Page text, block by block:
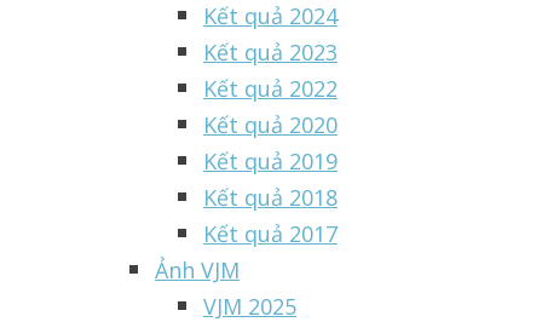
Kết quả 2024
Kết quả 2023
Kết quả 2022
Kết quả 2020
Kết quả 2019
Kết quả 2018
Kết quả 2017
Ảnh VJM
VJM 2025